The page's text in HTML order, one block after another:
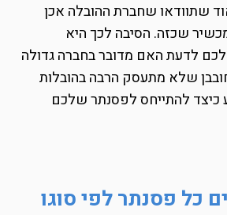
שתוודאו שחברת ההובלה אכן
שכזה. הסיבה לכך היא
לדעת האם מדובר בחברה גדולה
שלא מתעסק הרבה בהובלות
כיצד להתייחס לפסנתר שלכם
כל פסנתר לפי סוגו